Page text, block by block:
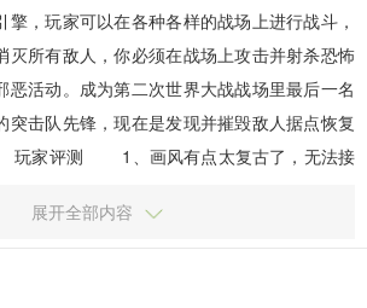
擎，玩家可以在各种各样的战场上进行战斗，
灭所有敌人，你必须在战场上攻击并射杀恐怖
恶活动。成为第二次世界大战战场里最后一名
突击队先锋，现在是发现并摧毁敌人据点恢复
玩家评测 1、画风有点太复古了，无法接
展开全部内容